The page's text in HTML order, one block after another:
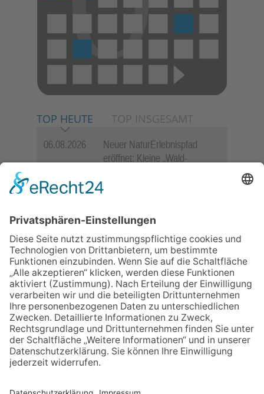
TOP HEUTE TOP INSGESAMT
06.08.2026
Neuer NaturErlebnispfad
eröffnet: Kleine „Wald-
die Zukunft der Stadt
Königstein
06.08.2026
„Rock auf der Burg“ lässt
Königstein beben
06.08.2026
Gewinnspiel zum Start ins
Schuljahr
06.08.2026
„Freundschaft, das ist wie
Heimat“ – Lions-Präsident
Jürgen Rohrmann setzt auf
Gemeinschaft und Bewährtes